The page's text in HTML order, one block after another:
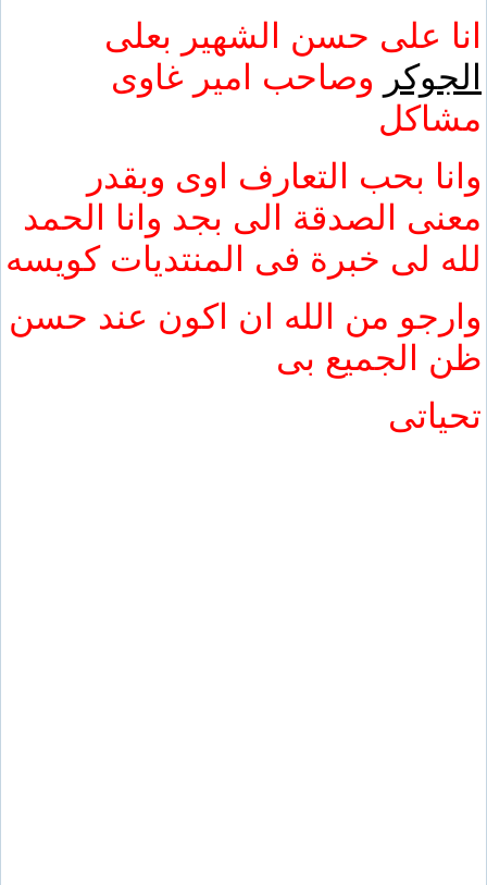
انا على حسن الشهير بعلى
الجوكر وصاحب امير غاوى
مشاكل
وانا بحب التعارف اوى وبقدر
معنى الصدقة الى بجد وانا الحمد
لله لى خبرة فى المنتديات كويسه
وارجو من الله ان اكون عند حسن
ظن الجميع بى
تحياتى